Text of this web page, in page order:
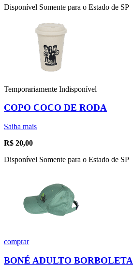
Disponível Somente para o Estado de SP
Temporariamente Indisponível
COPO COCO DE RODA
Saiba mais
R$ 20,00
Disponível Somente para o Estado de SP
comprar
BONÉ ADULTO BORBOLETA